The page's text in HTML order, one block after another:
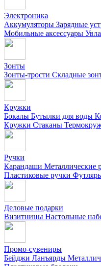
Электроника
Аккумуляторы Зарядные
Мобильные аксессуары
Зонты
Зонты-трости Складные
Кружки
Бокалы Бутылки для воды
Кружки Стаканы
Ручки
Карандаши Металлические
Пластиковые ручки
Деловые подарки
Визитницы Настольные
Промо-сувениры
Бейджи Ланъярды